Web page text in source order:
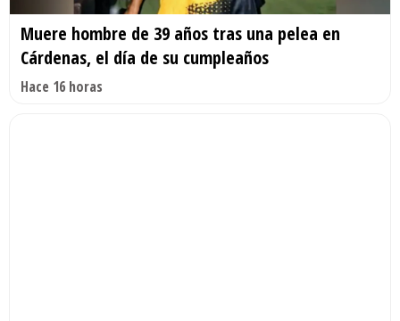
Muere hombre de 39 años tras una pelea en
Cárdenas, el día de su cumpleaños
Hace 16 horas